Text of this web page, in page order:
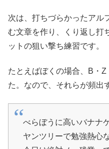
次は、打ちづらかったアル
む文章を作り、くり返し打
ットの狙い撃ち練習です。
たとえばぼくの場合、B・
た。なので、それらが頻出
べらぼうに高いバナナ
ヤンツリーで勉強熱心